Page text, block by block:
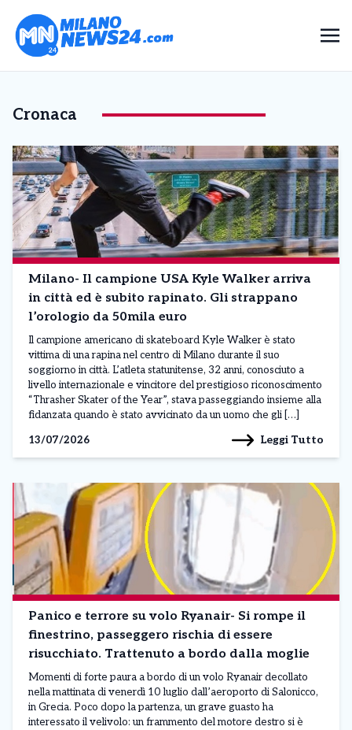
Cronaca
Milano- Il campione USA Kyle Walker arriva
in città ed è subito rapinato. Gli strappano
l’orologio da 50mila euro
Il campione americano di skateboard Kyle Walker è stato
vittima di una rapina nel centro di Milano durante il suo
soggiorno in città. L’atleta statunitense, 32 anni, conosciuto a
livello internazionale e vincitore del prestigioso riconoscimento
“Thrasher Skater of the Year”, stava passeggiando insieme alla
fidanzata quando è stato avvicinato da un uomo che gli […]
13/07/2026
Leggi Tutto
Panico e terrore su volo Ryanair- Si rompe il
finestrino, passeggero rischia di essere
risucchiato. Trattenuto a bordo dalla moglie
Momenti di forte paura a bordo di un volo Ryanair decollato
nella mattinata di venerdì 10 luglio dall’aeroporto di Salonicco,
in Grecia. Poco dopo la partenza, un grave guasto ha
interessato il velivolo: un frammento del motore destro si è